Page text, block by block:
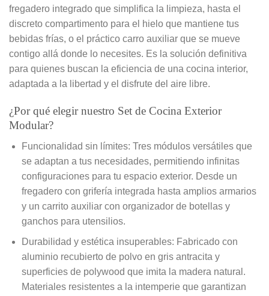
fregadero integrado que simplifica la limpieza, hasta el
discreto compartimento para el hielo que mantiene tus
bebidas frías, o el práctico carro auxiliar que se mueve
contigo allá donde lo necesites. Es la solución definitiva
para quienes buscan la eficiencia de una cocina interior,
adaptada a la libertad y el disfrute del aire libre.
¿Por qué elegir nuestro Set de Cocina Exterior
Modular?
Funcionalidad sin límites: Tres módulos versátiles que
se adaptan a tus necesidades, permitiendo infinitas
configuraciones para tu espacio exterior. Desde un
fregadero con grifería integrada hasta amplios armarios
y un carrito auxiliar con organizador de botellas y
ganchos para utensilios.
Durabilidad y estética insuperables: Fabricado con
aluminio recubierto de polvo en gris antracita y
superficies de polywood que imita la madera natural.
Materiales resistentes a la intemperie que garantizan